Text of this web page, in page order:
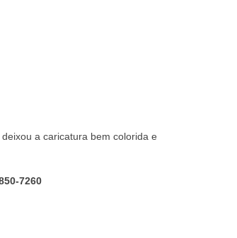
a caricatura bem colorida e
7260